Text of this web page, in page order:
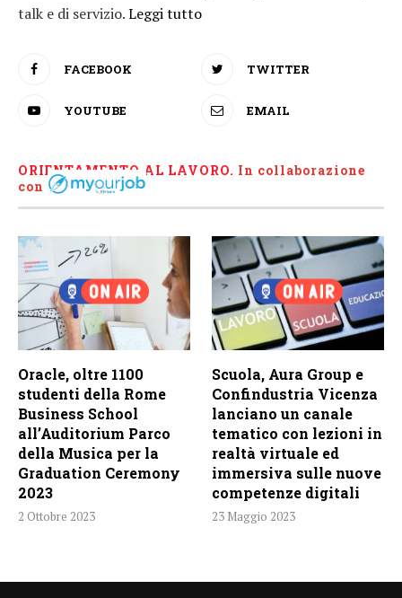
talk e di servizio.Leggi tutto
FACEBOOK TWITTER
YOUTUBE EMAIL
ORIENTAMENTO AL LAVORO. In collaborazione
con
Oracle, oltre 1100
studenti della Rome
Business School
all’Auditorium Parco
della Musica per la
Graduation Ceremony
2023
2 Ottobre 2023
Scuola, Aura Group e
Confindustria Vicenza
lanciano un canale
tematico con lezioni in
realtà virtuale ed
immersiva sulle nuove
competenze digitali
23 Maggio 2023